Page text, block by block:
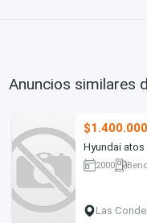
Anuncios similares
$1.400.000
Hyundai atos
2000
Las